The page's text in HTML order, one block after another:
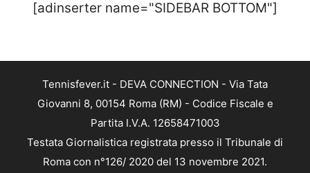
[adinserter name="SIDEBAR BOTTOM"]
Tennisfever.it - DEVA CONNECTION - Via Tata
Giovanni 8, 00154 Roma (RM) - Codice Fiscale e
Partita I.V.A. 12658471003
Testata Giornalistica registrata presso il Tribunale di
Roma con n°126/ 2020 del 13 novembre 2021.